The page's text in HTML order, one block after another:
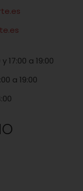
17:00 a 19:00
a 19:00